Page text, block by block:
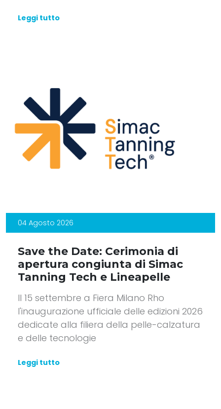
Leggi tutto
04 Agosto 2026
Save the Date: Cerimonia di
apertura congiunta di Simac
Tanning Tech e Lineapelle
Il 15 settembre a Fiera Milano Rho
l'inaugurazione ufficiale delle edizioni 2026
dedicate alla filiera della pelle-calzatura
e delle tecnologie
Leggi tutto